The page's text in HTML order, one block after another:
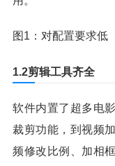
图1：对配置要求低
1.2剪辑工具齐全
软件内置了超多电
裁剪功能，到视频
频修改比例、加相